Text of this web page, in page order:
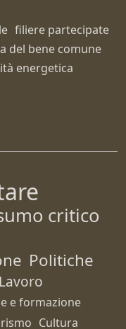
filiere partecipate
del bene comune
energetica
critico
Politiche
Lavoro
e formazione
Cultura